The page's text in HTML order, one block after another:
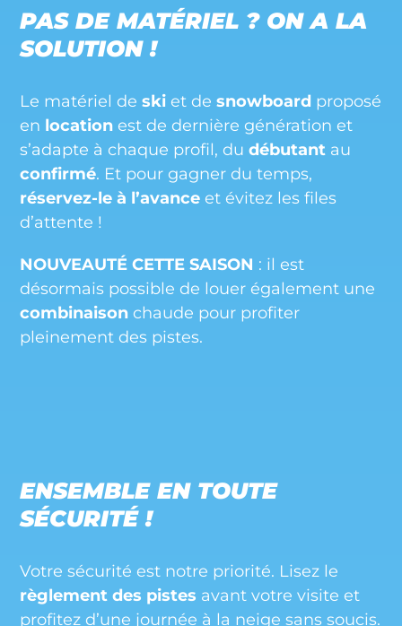
PAS DE MATÉRIEL ? ON A LA
SOLUTION !
Le matériel deski et desnowboard proposé
en location est de dernière génération et
s’adapte à chaque profil, dudébutant au
confirmé. Et pour gagner du temps,
réservez-le à l’avance et évitez les files
d’attente !
NOUVEAUTÉ CETTE SAISON : il est
désormais possible de louer également une
combinaison chaude pour profiter
pleinement des pistes.
ENSEMBLE EN TOUTE
SÉCURITÉ !
Votre sécurité est notre priorité. Lisez le
règlement des pistes avant votre visite et
profitez d’une journée à la neige sans soucis.